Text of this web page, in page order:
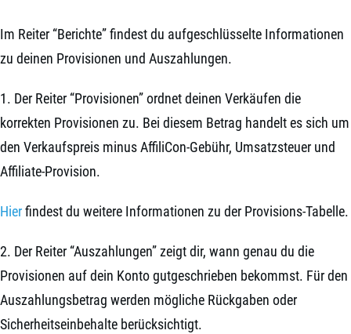
Im Reiter “Berichte” findest du aufgeschlüsselte Informationen
zu deinen Provisionen und Auszahlungen.
1. Der Reiter “Provisionen” ordnet deinen Verkäufen die
korrekten Provisionen zu. Bei diesem Betrag handelt es sich um
den Verkaufspreis minus AffiliCon-Gebühr, Umsatzsteuer und
Affiliate-Provision.
Hierfindest du weitere Informationen zu der Provisions-Tabelle.
2. Der Reiter “Auszahlungen” zeigt dir, wann genau du die
Provisionen auf dein Konto gutgeschrieben bekommst. Für den
Auszahlungsbetrag werden mögliche Rückgaben oder
Sicherheitseinbehalte berücksichtigt.